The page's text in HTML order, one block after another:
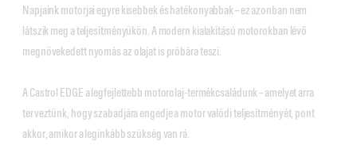
Napjaink motorjai egyre kisebbek és hatékonyabbak – ez azonban nem
látszik meg a teljesítményükön. A modern kialakítású motorokban lévő
megnövekedett nyomás az olajat is próbára teszi.
A Castrol EDGE a legfejlettebb motorolaj-termékcsaládunk – amelyet arra
terveztünk, hogy szabadjára engedje a motor valódi teljesítményét, pont
akkor, amikor a leginkább szükség van rá.